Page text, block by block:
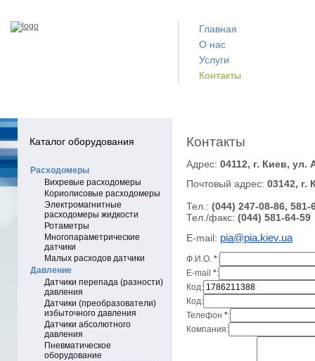
Главная
О нас
Услуги
Контакты
Каталог оборудования
Расходомеры
Вихревые расходомеры
Кориолисовые расходомеры
Электромагнитные
расходомеры жидкости
Ротаметры
Многопараметрические
датчики
Малых расходов датчики
Давление
Датчики перепада (разности)
давления
Датчики (преобразователи)
избыточного давления
Датчики абсолютного
давления
Пневматическое
оборудование
Контакты
Адрес: 04112, г. Киев, ул.
Почтовый адрес: 03142, г.
Тел.: (044) 247-08-86, 581-
Тел./факс: (044) 581-64-59
E-mail: pia@pia.kiev.ua
Ф.И.О. *:
E-mail *:
Код:
Код:
Телефон *:
Компания: